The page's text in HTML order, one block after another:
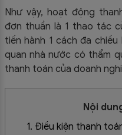
Như vậy, hoạt động
đơn thuần là 1 thao tác
tiến hành 1 cách đa
quan nhà nước có thẩm
thanh toán của doanh
Nội
1. Điều kiện thanh